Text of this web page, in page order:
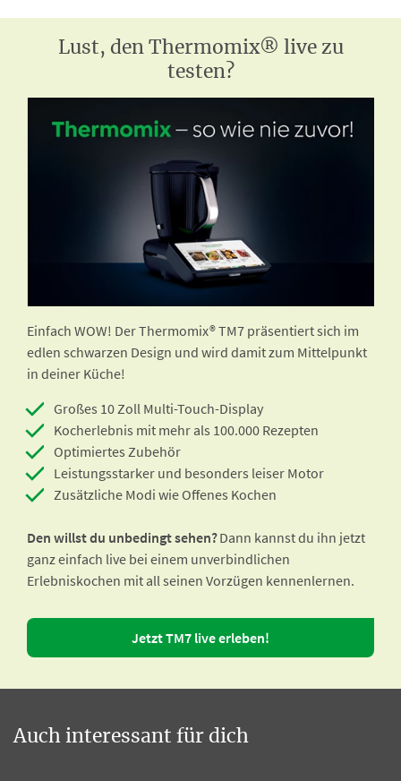
Lust, den Thermomix® live zu
testen?
Einfach WOW! Der Thermomix® TM7 präsentiert sich im
edlen schwarzen Design und wird damit zum Mittelpunkt
in deiner Küche!
Großes 10 Zoll Multi-Touch-Display
Kocherlebnis mit mehr als 100.000 Rezepten
Optimiertes Zubehör
Leistungsstarker und besonders leiser Motor
Zusätzliche Modi wie Offenes Kochen
Den willst du unbedingt sehen?Dann kannst du ihn jetzt
ganz einfach live bei einem unverbindlichen
Erlebniskochen mit all seinen Vorzügen kennenlernen.
Jetzt TM7 live erleben!
Auch interessant für dich